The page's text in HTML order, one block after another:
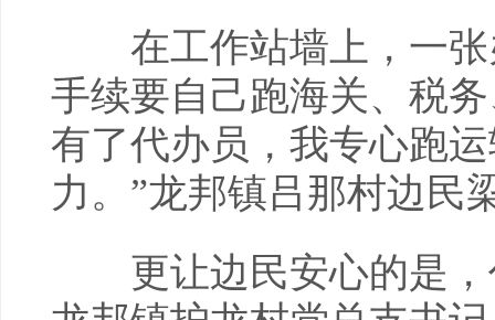
在工作站墙上，一张
手续要自己跑海关、税
有了代办员，我专心跑
力。”龙邦镇吕那村边民
更让边民安心的是，